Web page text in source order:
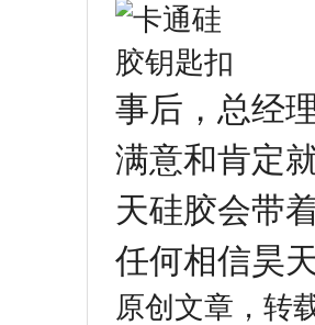
事后，总经
满意和肯定
天硅胶会带
任何相信昊
原创文章，转